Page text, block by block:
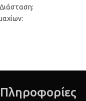
Πληροφορίες